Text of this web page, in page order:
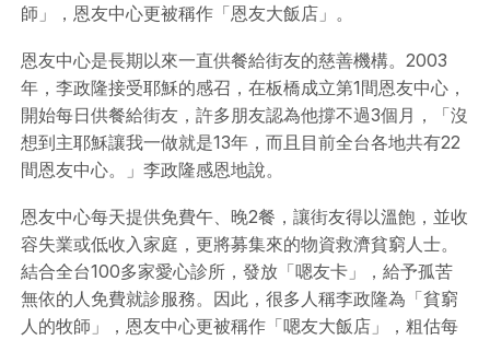
師」，恩友中心更被稱作「恩友大飯店」。
恩友中心是長期以來一直供餐給街友的慈善機構。2003
年，李政隆接受耶穌的感召，在板橋成立第1間恩友中心，
開始每日供餐給街友，許多朋友認為他撐不過3個月，「沒
想到主耶穌讓我一做就是13年，而且目前全台各地共有22
間恩友中心。」李政隆感恩地說。
恩友中心每天提供免費午、晚2餐，讓街友得以溫飽，並收
容失業或低收入家庭，更將募集來的物資救濟貧窮人士。
結合全台100多家愛心診所，發放「嗯友卡」，給予孤苦
無依的人免費就診服務。因此，很多人稱李政隆為「貧窮
人的牧師」，恩友中心更被稱作「嗯友大飯店」，粗估每